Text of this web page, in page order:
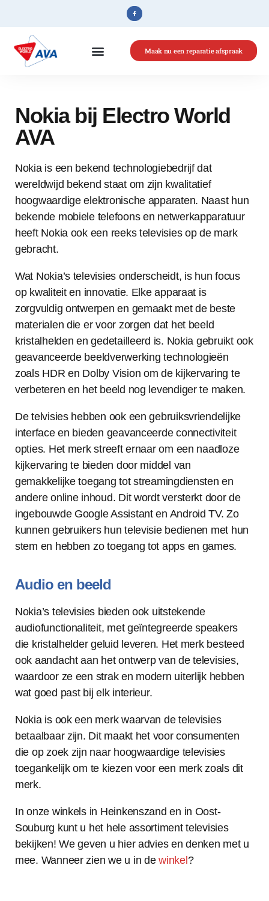
Maak nu een reparatie afspraak
Home»Nokia
Nokia bij Electro World
AVA
Nokia is een bekend technologiebedrijf dat
wereldwijd bekend staat om zijn kwalitatief
hoogwaardige elektronische apparaten. Naast hun
bekende mobiele telefoons en netwerkapparatuur
heeft Nokia ook een reeks televisies op de mark
gebracht.
Wat Nokia’s televisies onderscheidt, is hun focus
op kwaliteit en innovatie. Elke apparaat is
zorgvuldig ontwerpen en gemaakt met de beste
materialen die er voor zorgen dat het beeld
kristalhelden en gedetailleerd is. Nokia gebruikt ook
geavanceerde beeldverwerking technologieën
zoals HDR en Dolby Vision om de kijkervaring te
verbeteren en het beeld nog levendiger te maken.
De telvisies hebben ook een gebruiksvriendelijke
interface en bieden geavanceerde connectiviteit
opties. Het merk streeft ernaar om een naadloze
kijkervaring te bieden door middel van
gemakkelijke toegang tot streamingdiensten en
andere online inhoud. Dit wordt versterkt door de
ingebouwde Google Assistant en Android TV. Zo
kunnen gebruikers hun televisie bedienen met hun
stem en hebben zo toegang tot apps en games.
Audio en beeld
Nokia’s televisies bieden ook uitstekende
audiofunctionaliteit, met geïntegreerde speakers
die kristalhelder geluid leveren. Het merk besteed
ook aandacht aan het ontwerp van de televisies,
waardoor ze een strak en modern uiterlijk hebben
wat goed past bij elk interieur.
Nokia is ook een merk waarvan de televisies
betaalbaar zijn. Dit maakt het voor consumenten
die op zoek zijn naar hoogwaardige televisies
toegankelijk om te kiezen voor een merk zoals dit
merk.
In onze winkels in Heinkenszand en in Oost-
Souburg kunt u het hele assortiment televisies
bekijken! We geven u hier advies en denken met u
mee. Wanneer zien we u in dewinkel?